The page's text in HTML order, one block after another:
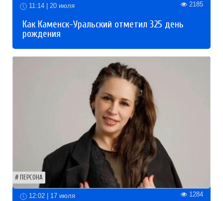
11:14 | 20 июля 2185
Как Каменск-Уральский отметил 325 день
рождения
ПЕРСОНА
12:02 | 17 июля 1284